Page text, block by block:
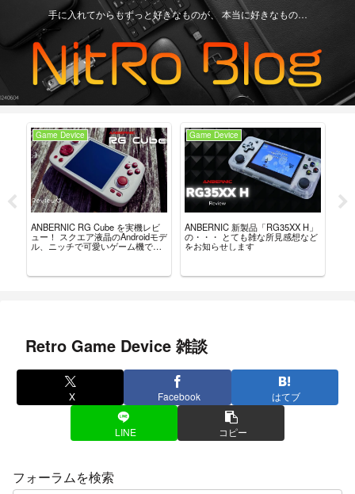
手に入れてからもずっと好きなものが、 本当に好きなもの…
Game Device
ANBERNIC RG Cube を実機レビ
ュー！ スクエア液晶のAndroidモデ
ル、ニッチで可愛いゲーム機で
Game Device
ANBERNIC 新製品「RG35XX H」
の・・・ とても雑な所見感想など
をお知らせします
Retro Game Device 雑談
X Facebook はてブ
LINE コピー
フォーラムを検索